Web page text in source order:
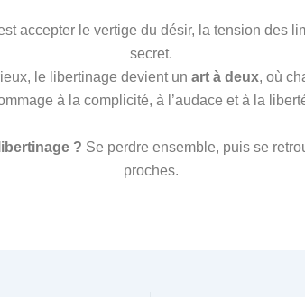
accepter le vertige du désir, la tension des
secret.
le libertinage devient un art à deux, où
à la complicité, à l’audace et à la
? Se perdre ensemble, puis se
proches.